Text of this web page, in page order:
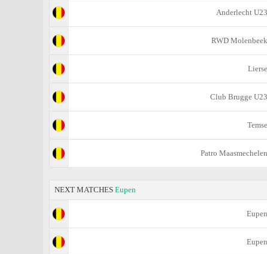
Anderlecht U23
RWD Molenbeek
Lierse
Club Brugge U23
Temse
Patro Maasmechelen
NEXT MATCHES Eupen
Eupen
Eupen